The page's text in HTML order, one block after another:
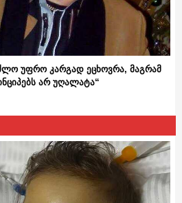
უფრო კარგად ეცხოვრა, მაგრამ
არ უღალატა“